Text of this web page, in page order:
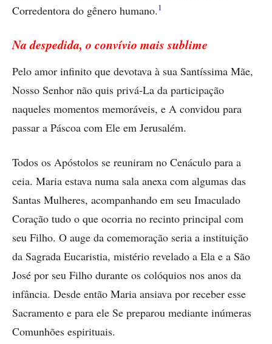
Corredentora do gênero humano.1
Na despedida, o convívio mais sublime
Pelo amor infinito que devotava à sua Santíssima Mãe,
Nosso ­Senhor não quis privá-La da participação
naqueles momentos memoráveis, e A convidou para
passar a Páscoa com Ele em Jerusalém.
Todos os Apóstolos se reuniram no Cenáculo para a
ceia. Maria estava numa sala anexa com algumas das
Santas Mulheres, acompanhando em seu Imaculado
Coração tudo o que ocorria no recinto principal com
seu Filho. O auge da comemoração seria a instituição
da Sagrada Eucaristia, mistério revelado a Ela e a São
José por seu Filho durante os colóquios nos anos da
infância. Desde então Maria ansiava por receber esse
Sacramento e para ele Se preparou mediante inúmeras
Comunhões espirituais.